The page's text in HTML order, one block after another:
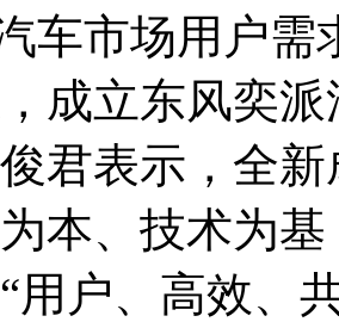
市场用户需
成立东风奕
君表示，全
本、技术为
用户、高效、